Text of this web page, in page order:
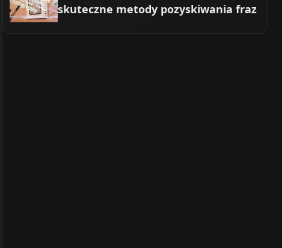
skuteczne metody pozyskiwania fraz